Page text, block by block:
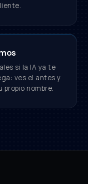
si la IA ya te
ves el antes y
propio nombre.